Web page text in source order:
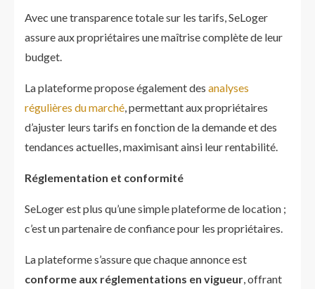
Avec une transparence totale sur les tarifs, SeLoger
assure aux propriétaires une maîtrise complète de leur
budget.
La plateforme propose également des analyses
régulières du marché, permettant aux propriétaires
d’ajuster leurs tarifs en fonction de la demande et des
tendances actuelles, maximisant ainsi leur rentabilité.
Réglementation et conformité
SeLoger est plus qu’une simple plateforme de location ;
c’est un partenaire de confiance pour les propriétaires.
La plateforme s’assure que chaque annonce est
conforme aux réglementations en vigueur, offrant